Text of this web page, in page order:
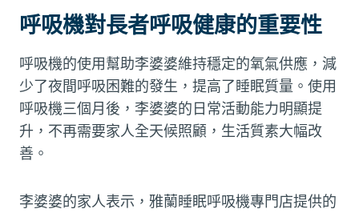
呼吸機對長者呼吸健康的重要性
呼吸機的使用幫助李婆婆維持穩定的氧氣供應，減
少了夜間呼吸困難的發生，提高了睡眠質量。使用
呼吸機三個月後，李婆婆的日常活動能力明顯提
升，不再需要家人全天候照顧，生活質素大幅改
善。
李婆婆的家人表示，雅蘭睡眠呼吸機專門店提供的